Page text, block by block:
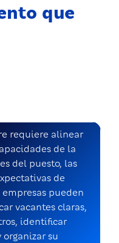
que
requiere alinear
de la
del puesto, las
de
pueden
vacantes claras,
identificar
su